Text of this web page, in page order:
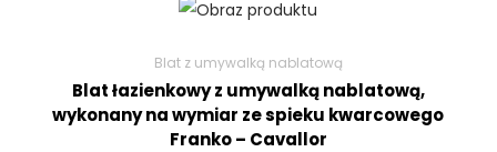
Blat z umywalką nablatową
Blat łazienkowy z umywalką nablatową,
wykonany na wymiar ze spieku kwarcowego
Franko – Cavallor